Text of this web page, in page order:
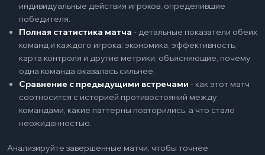
индивидуальные действия игроков, определившие
победителя.
Полная статистика матча - детальные показатели обеих
команд и каждого игрока: экономика, эффективность,
карта контроля и другие метрики, объясняющие, почему
одна команда оказалась сильнее.
Сравнение с предыдущими встречами - как этот матч
соотносится с историей противостояний между
командами, какие паттерны повторились, а что стало
неожиданностью.
Анализируйте завершенные матчи, чтобы точнее